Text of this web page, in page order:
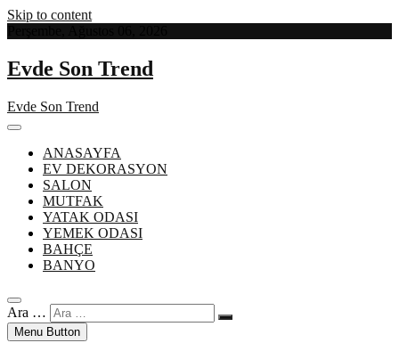
Skip to content
Evde Son Trend
Evde Son Trend
ANASAYFA
EV DEKORASYON
SALON
MUTFAK
YATAK ODASI
YEMEK ODASI
BAHÇE
BANYO
Ara …
Menu Button